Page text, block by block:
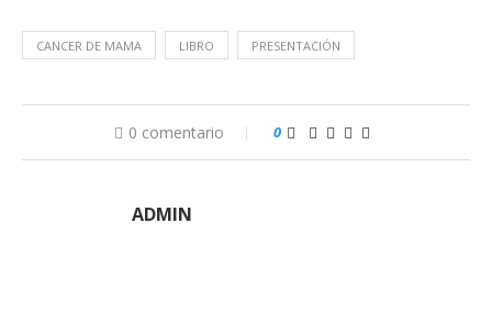
CANCER DE MAMA LIBRO PRESENTACIÓN
0 comentario 0
ADMIN